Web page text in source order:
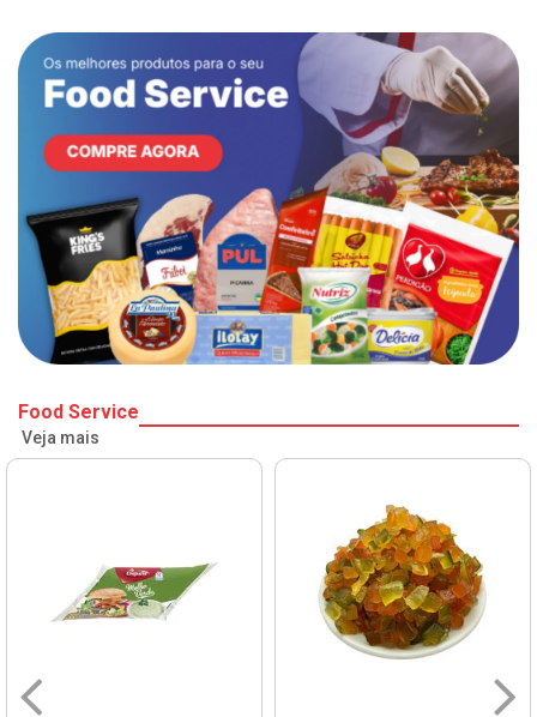
Food Service
Veja mais